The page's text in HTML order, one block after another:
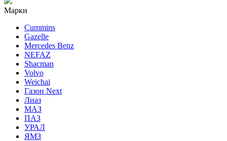
Марки
Cummins
Gazelle
Mercedes Benz
NEFAZ
Shacman
Volvo
Weichai
Газон Next
Лиаз
МАЗ
ПАЗ
УРАЛ
ЯМЗ